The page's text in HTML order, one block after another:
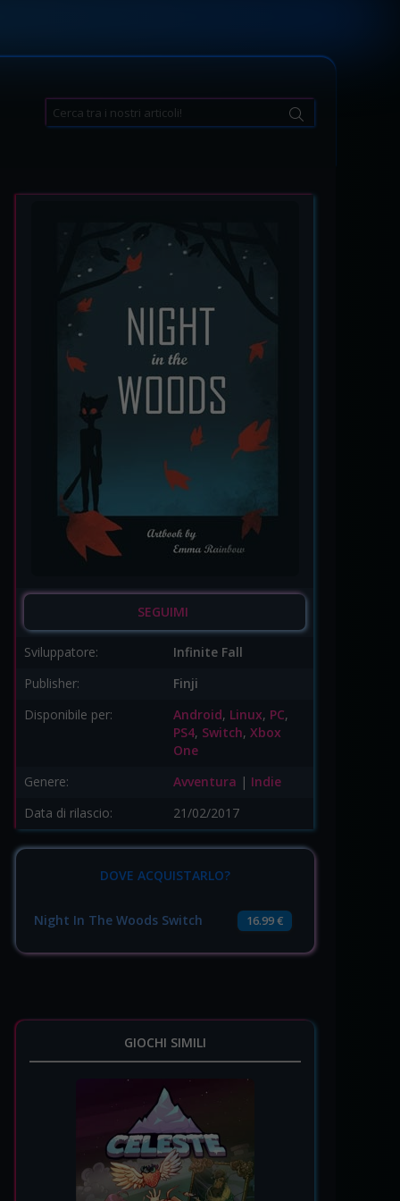
Search
for:
SEGUIMI
Sviluppatore:
Infinite Fall
Publisher:
Finji
Disponibile per:
Android, Linux, PC,
PS4, Switch, Xbox
One
Genere:
Avventura | Indie
Data di rilascio:
21/02/2017
DOVE ACQUISTARLO?
Night In The Woods Switch 16.99 €
GIOCHI SIMILI